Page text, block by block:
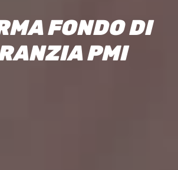
MA FONDO DI
ANZIA PMI